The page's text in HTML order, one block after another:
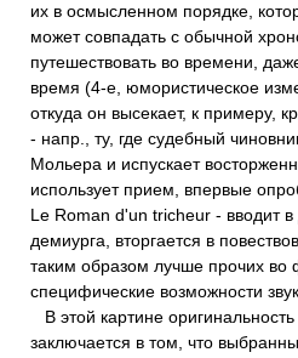
их в осмысленном порядке,
может совпадать с обычной
путешествовать во времени,
время (4-е, юмористическое
откуда он высекает, к примеру,
- напр., ту, где судебный
Мольера и испускает
использует прием, впервые
Le Roman d'un tricheur - вводит в
демиурга, вторгается в
таким образом лучше прочих во
специфические возможности
В этой картине
заключается в том, что